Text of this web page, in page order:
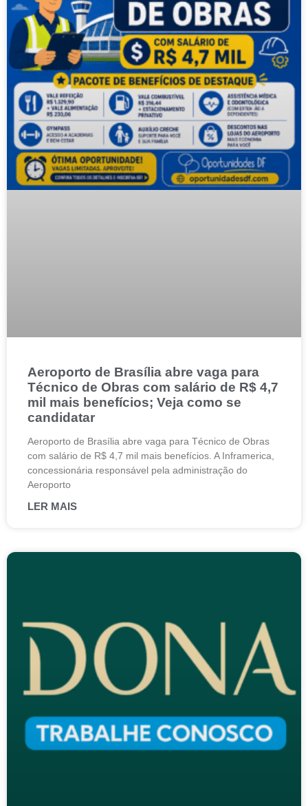
Aeroporto de Brasília abre vaga para
Técnico de Obras com salário de R$ 4,7
mil mais benefícios; Veja como se
candidatar
Aeroporto de Brasília abre vaga para Técnico de Obras
com salário de R$ 4,7 mil mais benefícios. A Inframerica,
concessionária responsável pela administração do
Aeroporto
LER MAIS